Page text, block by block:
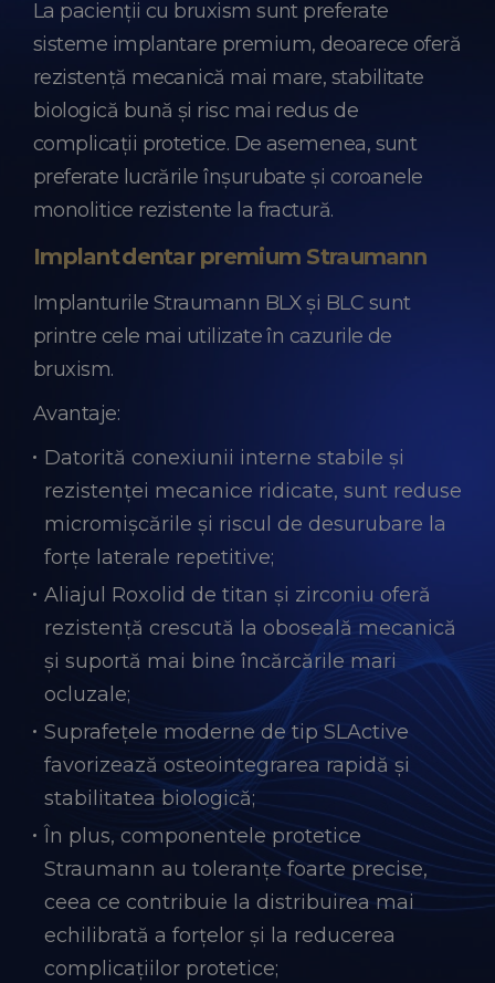
La pacienții cu bruxism sunt preferate
sisteme implantare premium, deoarece oferă
rezistență mecanică mai mare, stabilitate
biologică bună și risc mai redus de
complicații protetice. De asemenea, sunt
preferate lucrările înșurubate și coroanele
monolitice rezistente la fractură.
Implant dentar premium Straumann
Implanturile Straumann BLX și BLC sunt
printre cele mai utilizate în cazurile de
bruxism.
Avantaje:
Datorită conexiunii interne stabile și
rezistenței mecanice ridicate, sunt reduse
micromișcările și riscul de desurubare la
forțe laterale repetitive;
Aliajul Roxolid de titan și zirconiu oferă
rezistență crescută la oboseală mecanică
și suportă mai bine încărcările mari
ocluzale;
Suprafețele moderne de tip SLActive
favorizează osteointegrarea rapidă și
stabilitatea biologică;
În plus, componentele protetice
Straumann au toleranțe foarte precise,
ceea ce contribuie la distribuirea mai
echilibrată a forțelor și la reducerea
complicațiilor protetice;